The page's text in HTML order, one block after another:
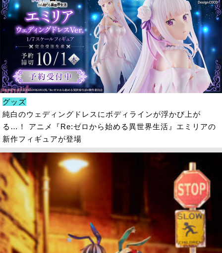
グッズ
純白のウェディングドレスにボディラインが浮かび上が
る…！ アニメ『Re:ゼロから始める異世界生活』エミリアの
新作フィギュアが登場